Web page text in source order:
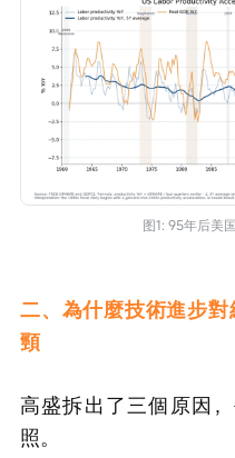
图1: 95年后美
二、為什麼技術進步
頸
高盛拆出了三個原因
照。